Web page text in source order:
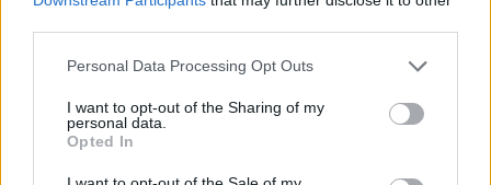
Personal Data Processing Opt Outs
I want to opt-out of the Sharing of my
personal data.
Opted In
Commenti
Accedioregistratiper commentare questo
commento esprime il pensiero dell'autore e non rappresenta la linea editoriale